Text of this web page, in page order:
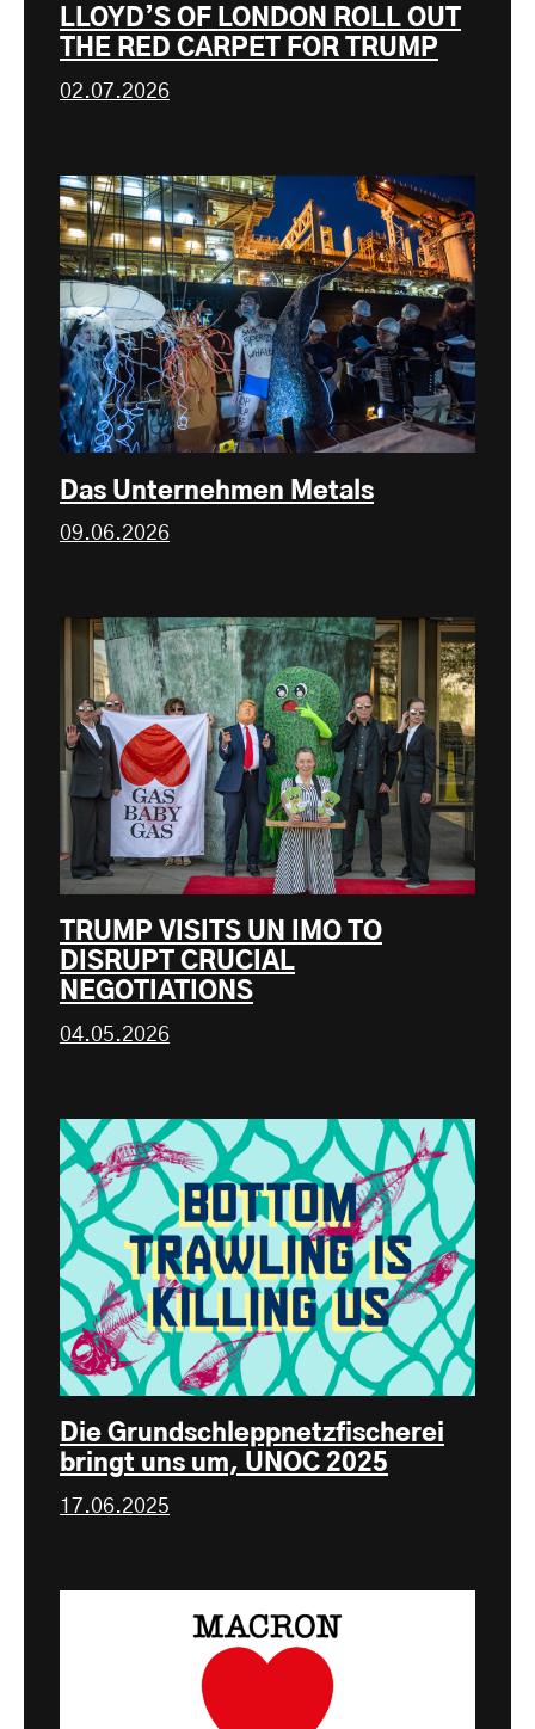
LLOYD’S OF LONDON ROLL OUT
THE RED CARPET FOR TRUMP
02.07.2026
Das Unternehmen Metals
09.06.2026
TRUMP VISITS UN IMO TO
DISRUPT CRUCIAL
NEGOTIATIONS
04.05.2026
Die Grundschleppnetzfischerei
bringt uns um, UNOC 2025
17.06.2025